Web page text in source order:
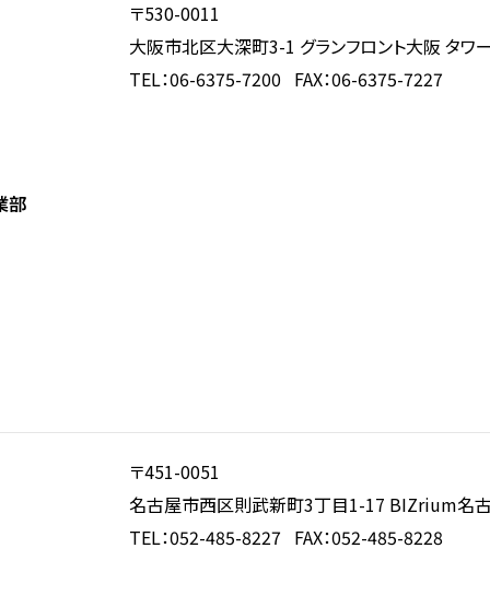
部
〒530-0011
大阪市北区大深町3-1 グランフロント大阪 タワ
TEL：06-6375-7200 FAX：06-6375-7227
〒451-0051
名古屋市西区則武新町3丁目1-17 BIZrium名
TEL：052-485-8227 FAX：052-485-8228